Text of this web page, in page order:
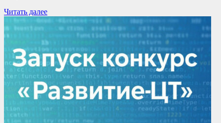
Читать далее